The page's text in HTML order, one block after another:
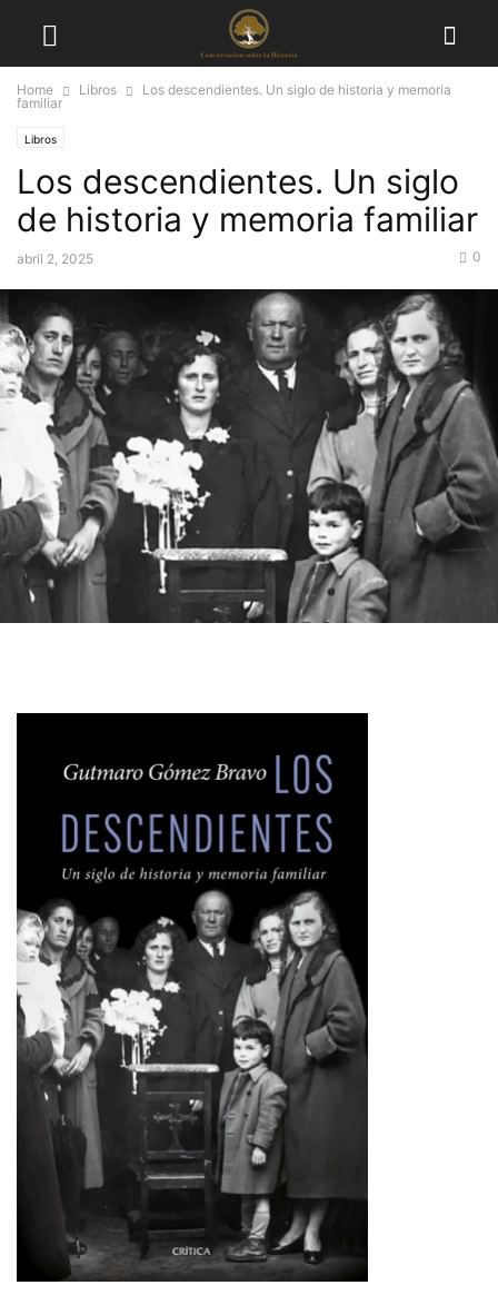
Home Libros
Los descendientes. Un siglo de historia y memoria
familiar
Libros
Los descendientes. Un siglo
de historia y memoria familiar
abril 2, 2025 0